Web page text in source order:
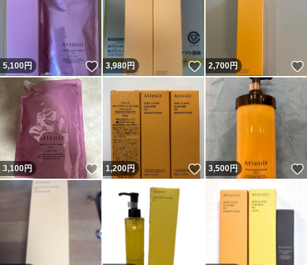
5,100円 いいね！
3,980円 いいね！
2,700円
3,100円 いいね！
1,200円 いいね！
3,500円